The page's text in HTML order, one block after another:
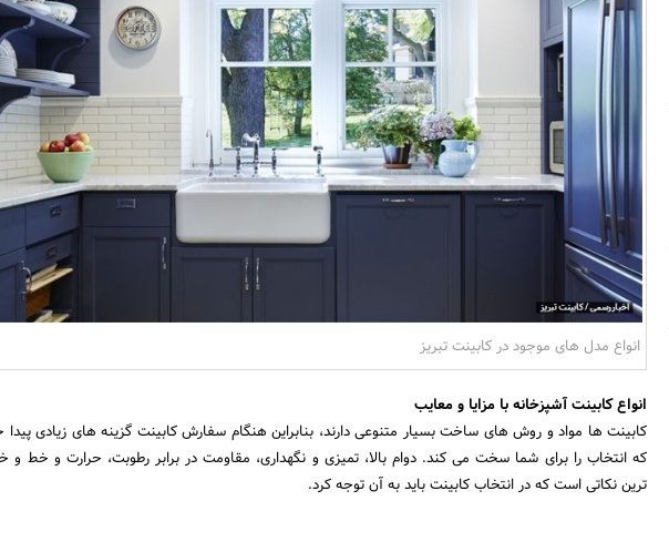
انواع مدل های موجود در کابینت تبریز
انواع کابینت آشپزخانه با مزایا و معایب
کابینت ها مواد و روش های ساخت بسیار متنوعی دارند، بنابراین هنگام سفارش کابینت گزینه های زیادی پیدا
که انتخاب را برای شما سخت می کند. دوام بالا، تمیزی و نگهداری، مقاومت در برابر رطوبت، حرارت و خط
ترین نکاتی است که در انتخاب کابینت باید به آن توجه کرد.